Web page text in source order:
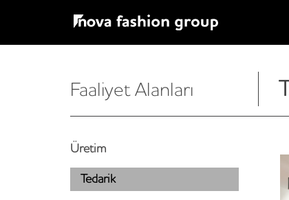
Faaliyet Alanları
Üretim
Tedarik